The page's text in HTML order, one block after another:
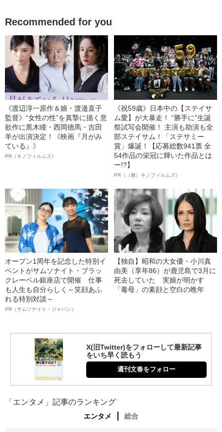
Recommended for you
《渡辺淳一原作＆娘・渡邉直子
監督》“女性の性”を真摯に描く意
欲作に黒木瞳・西岡德馬・吉田
羊が出演決定！《映画『月がみ
ている』》
PR（キノフィルムズ）
《祝59歳》日本中の【ステイサ
ム愛】が大暴走！ “勝手に”生誕
祭試写会開催！ 主演も助演も全
部ステイサム！「ステサミー
賞」爆誕！【応募総数941票 全
54作品の栄冠に輝いた作品とは
ー!?】
PR（（株）キノフィルムズ）
オープン1周年を記念した特別イ
ベントがサムソナイト・ブラッ
クレーベル銀座店で開催 仕事
も人生も自分らしく～笑顔あふ
れる特別対談～
PR（サムソナイト・ジャパン）
【独自】昭和の大女優・小川真
由美（享年86）が鹿児島で3月に
死去していた 実娘が明かす
「毒母」の素顔と空白の晩年
X(旧Twitter)をフォローして最新記事
をいち早く読もう
週刊文春をフォロー
「エンタメ」記事のランキング
エンタメ 総合